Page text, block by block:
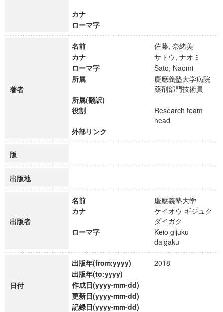
カナ
ローマ字
著者
名前
佐藤, 奈緒美
カナ
サトウ, ナオミ
ローマ字
Sato, Naomi
所属
慶應義塾大学病院
薬剤部門技術員
所属(翻訳)
役割
Research team
head
外部リンク
版
出版地
出版者
名前
慶應義塾大学
カナ
ケイオウ ギジュク
ダイガク
ローマ字
Keiō gijuku
daigaku
日付
出版年(from:yyyy)
2018
出版年(to:yyyy)
作成日(yyyy-mm-dd)
更新日(yyyy-mm-dd)
記録日(yyyy-mm-dd)